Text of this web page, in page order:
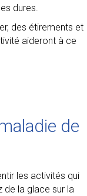
dures.
des étirements et
aideront à ce
de
les activités qui
de la glace sur la